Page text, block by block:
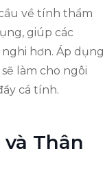
về tính thẩm
giúp các
hơn. Áp dụng
làm cho ngôi
cá tính.
Thân